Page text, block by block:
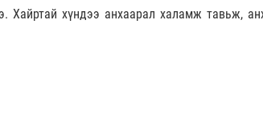
Хайртай хүндээ анхаарал халамж тавьж,